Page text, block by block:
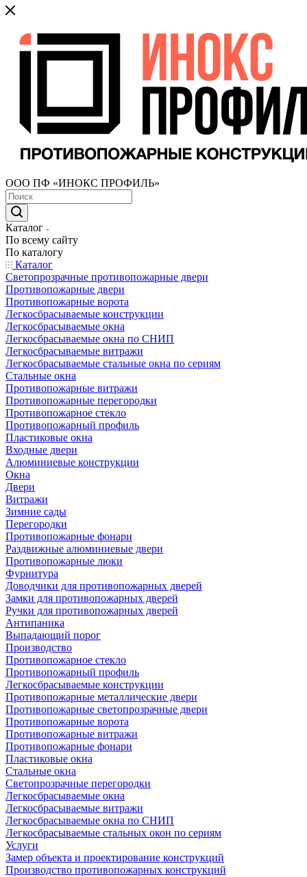
ООО ПФ «ИНОКС ПРОФИЛЬ»
Каталог
По всему сайту
По каталогу
Каталог
Светопрозрачные противопожарные двери
Противопожарные двери
Противопожарные ворота
Легкосбрасываемые конструкции
Легкосбрасываемые окна
Легкосбрасываемые окна по СНИП
Легкосбрасываемые витражи
Легкосбрасываемые стальные окна по сериям
Стальные окна
Противопожарные витражи
Противопожарные перегородки
Противопожарное стекло
Противопожарный профиль
Пластиковые окна
Входные двери
Алюминиевые конструкции
Окна
Двери
Витражи
Зимние сады
Перегородки
Противопожарные фонари
Раздвижные алюминиевые двери
Противопожарные люки
Фурнитура
Доводчики для противопожарных дверей
Замки для противопожарных дверей
Ручки для противопожарных дверей
Антипаника
Выпадающий порог
Производство
Противопожарное стекло
Противопожарный профиль
Легкосбрасываемые конструкции
Противопожарные металлические двери
Противопожарные светопрозрачные двери
Противопожарные ворота
Противопожарные витражи
Противопожарные фонари
Пластиковые окна
Стальные окна
Светопрозрачные перегородки
Легкосбрасываемые окна
Легкосбрасываемые витражи
Легкосбрасываемые окна по СНИП
Легкосбрасываемые стальных окон по сериям
Услуги
Замер объекта и проектирование конструкций
Производство противопожарных конструкций